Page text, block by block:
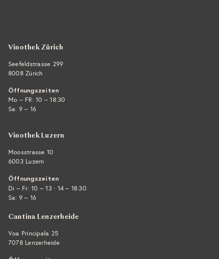
Vinothek Zürich
Seefeldstrasse 299
8008 Zürich
Öffnungszeiten
Mo – FR: 10 – 18:30
Sa: 9 – 16
Vinothek Luzern
Moosstrasse 10
6003 Luzern
Öffnungszeiten
Di – Fr: 10 – 13 · 14 – 18:30
Sa: 9 – 16
Cantina Lenzerheide
Voa Principala 25
7078 Lenzerheide